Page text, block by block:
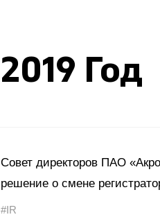
2019 Год
Совет директоров ПАО
решение о смене
#IR